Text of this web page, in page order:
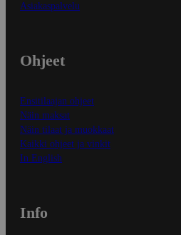
Asiakaspalvelu
Ohjeet
Ensitilaajan ohjeet
Näin maksat
Näin tilaat ja muokkaat
Kaikki ohjeet ja vinkit
In English
Info